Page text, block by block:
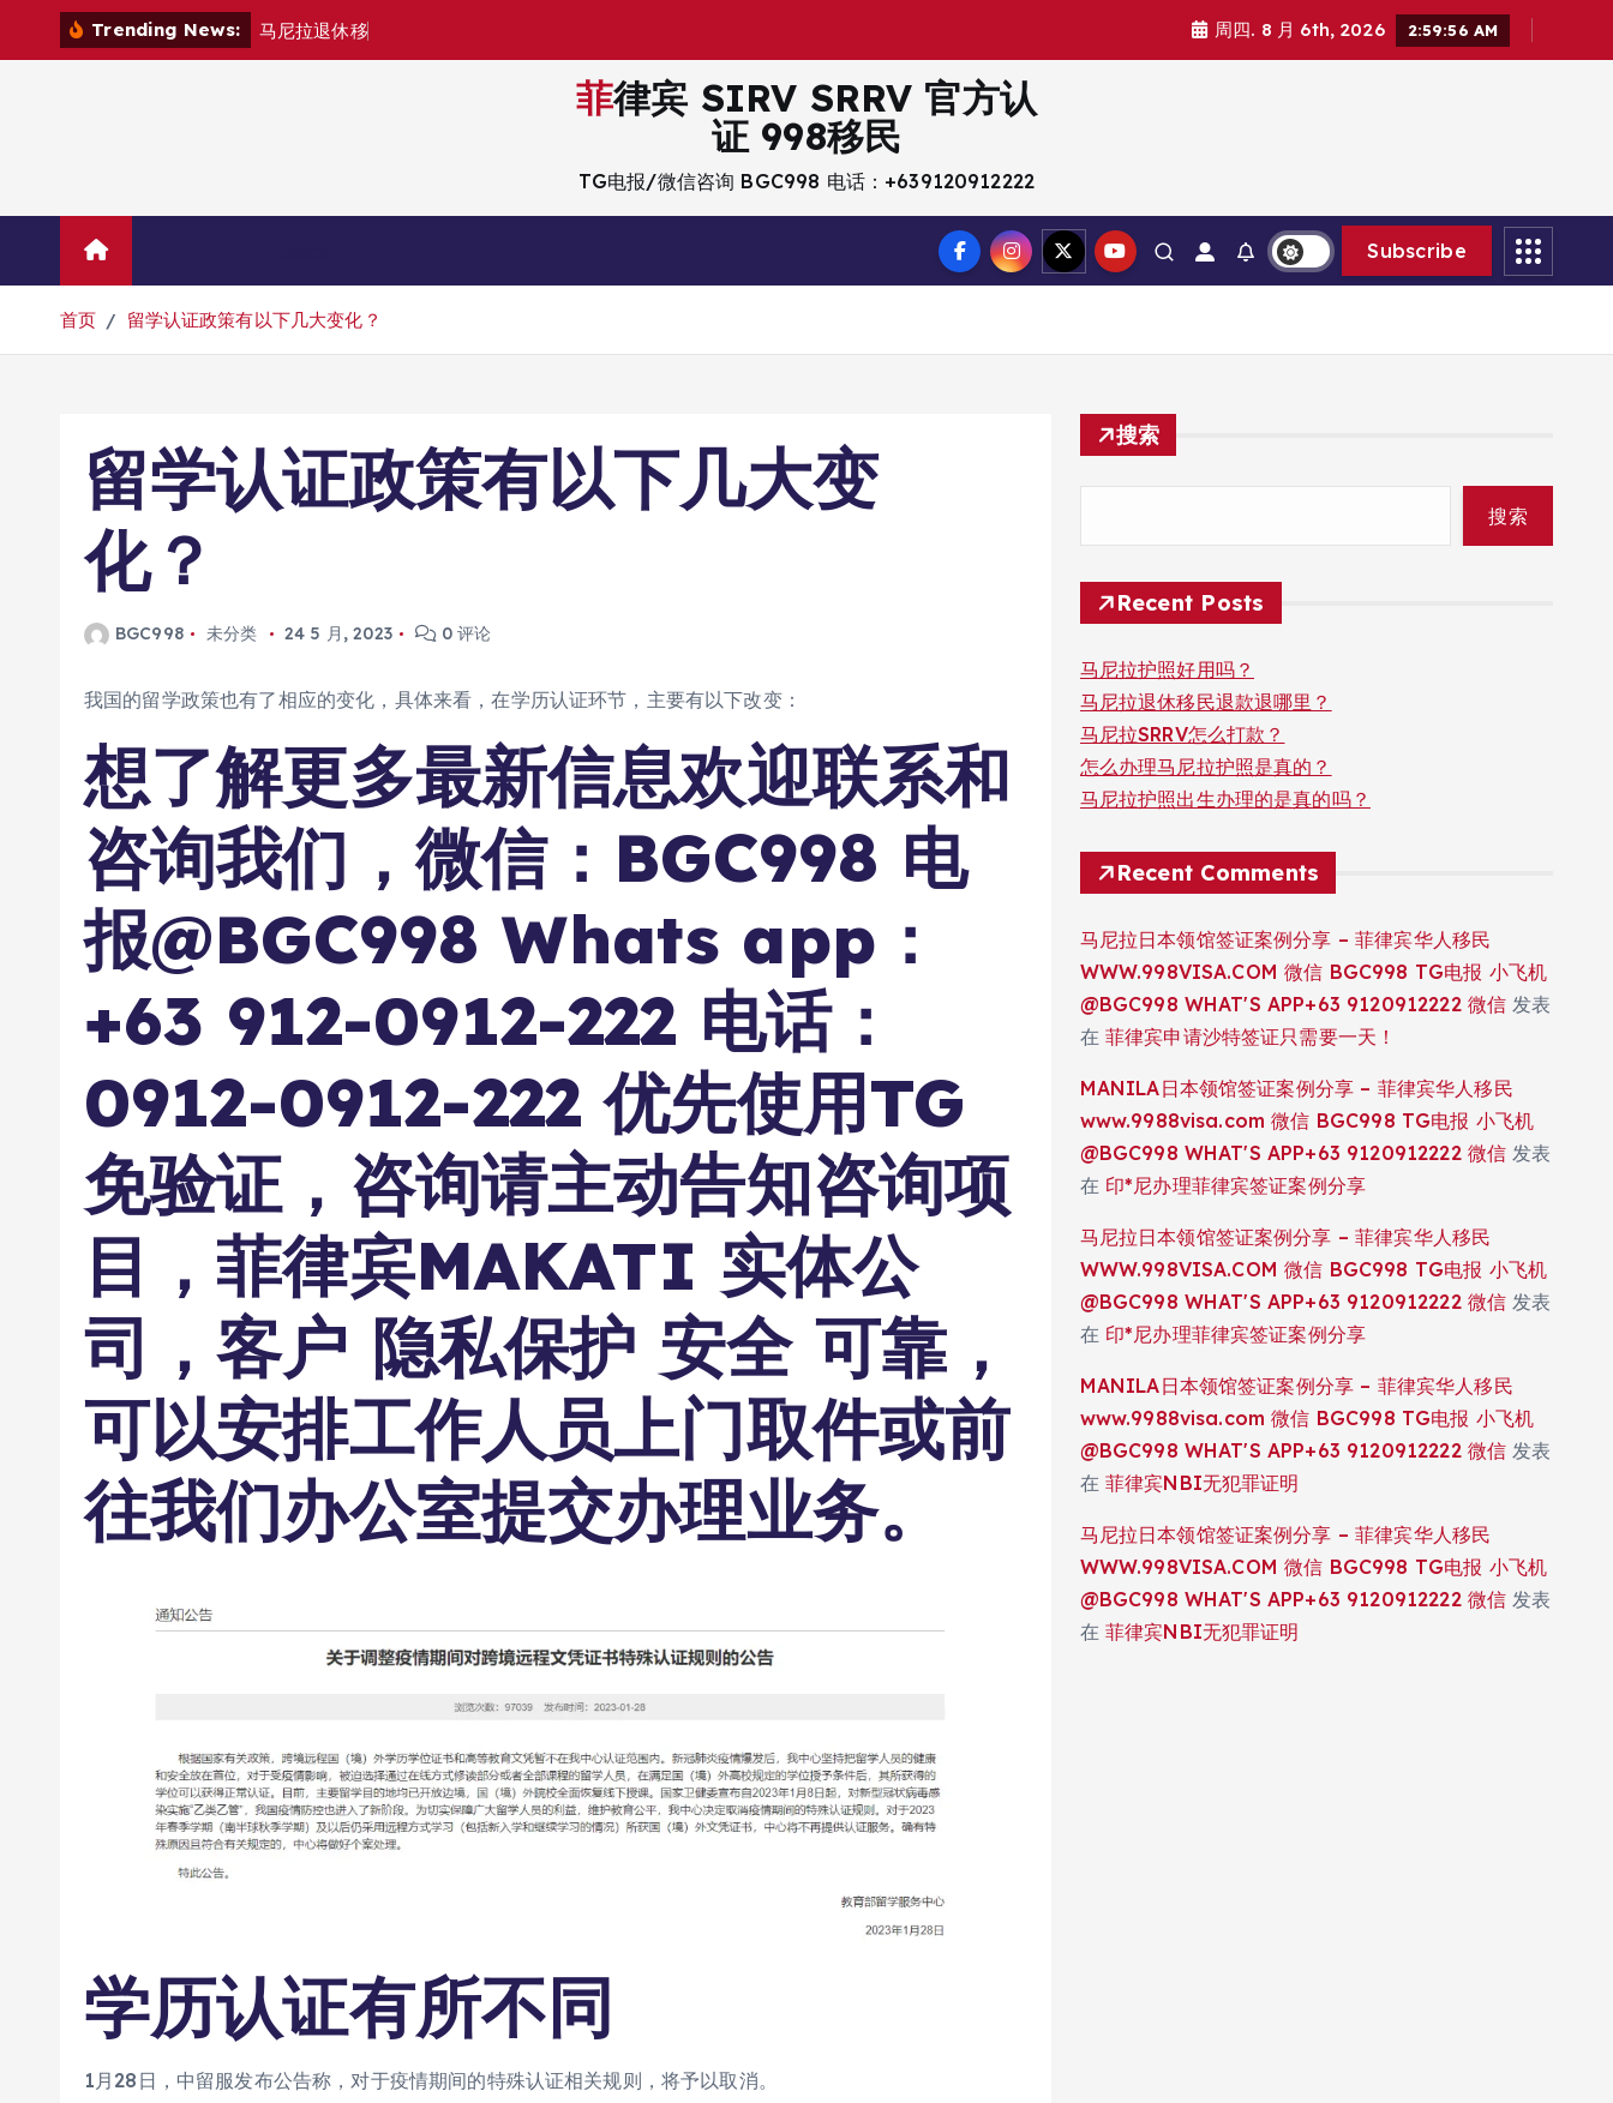
Trending News: 马 尼拉退休移 周四. 8 月 6th, 2026 2:59:57 AM
菲律宾 SIRV SRRV 官方认
证 998移民
TG电报/微信咨询 BGC998 电话：+639120912222
Subscribe
首页 留学认证政策有以下几大变化？
留学认证政策有以下几大变
化？
BGC998 未分类 24 5 月, 2023 0 评论
我国的留学政策也有了相应的变化，具体来看，在学历认证环节，主要有以下改变：
想了解更多最新信息欢迎联系和
咨询我们，微信：BGC998 电
报@BGC998 Whats app：
+63 912-0912-222 电话：
0912-0912-222 优先使用TG
免验证，咨询请主动告知咨询项
目，菲律宾MAKATI 实体公
司，客户 隐私保护 安全 可靠，
可以安排工作人员上门取件或前
往我们办公室提交办理业务。
学历认证有所不同
1月28日，中留服发布公告称，对于疫情期间的特殊认证相关规则，将予以取消。
搜索
搜索
Recent Posts
马尼拉护照好用吗？
马尼拉退休移民退款退哪里？
马尼拉SRRV怎么打款？
怎么办理马尼拉护照是真的？
马尼拉护照出生办理的是真的吗？
Recent Comments
马尼拉日本领馆签证案例分享 – 菲律宾华人移民
WWW.998VISA.COM 微信 BGC998 TG电报 小飞机
@BGC998 WHAT'S APP+63 9120912222 微信 发表
在 菲律宾申请沙特签证只需要一天！
MANILA日本领馆签证案例分享 – 菲律宾华人移民
www.9988visa.com 微信 BGC998 TG电报 小飞机
@BGC998 WHAT'S APP+63 9120912222 微信 发表
在 印*尼办理菲律宾签证案例分享
马尼拉日本领馆签证案例分享 – 菲律宾华人移民
WWW.998VISA.COM 微信 BGC998 TG电报 小飞机
@BGC998 WHAT'S APP+63 9120912222 微信 发表
在 印*尼办理菲律宾签证案例分享
MANILA日本领馆签证案例分享 – 菲律宾华人移民
www.9988visa.com 微信 BGC998 TG电报 小飞机
@BGC998 WHAT'S APP+63 9120912222 微信 发表
在 菲律宾NBI无犯罪证明
马尼拉日本领馆签证案例分享 – 菲律宾华人移民
WWW.998VISA.COM 微信 BGC998 TG电报 小飞机
@BGC998 WHAT'S APP+63 9120912222 微信 发表
在 菲律宾NBI无犯罪证明